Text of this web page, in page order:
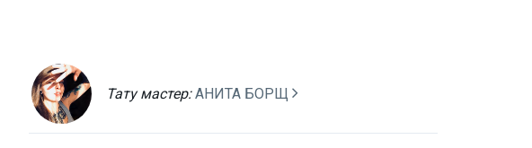
Тату мастер:АНИТА БОРЩ